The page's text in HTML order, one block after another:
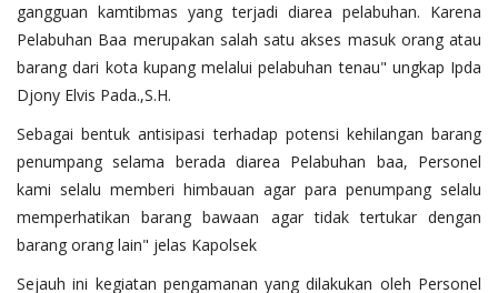
gangguan kamtibmas yang terjadi diarea pelabuhan. Karena
Pelabuhan Baa merupakan salah satu akses masuk orang atau
barang dari kota kupang melalui pelabuhan tenau" ungkap Ipda
Djony Elvis Pada.,S.H.
Sebagai bentuk antisipasi terhadap potensi kehilangan barang
penumpang selama berada diarea Pelabuhan baa, Personel
kami selalu memberi himbauan agar para penumpang selalu
memperhatikan barang bawaan agar tidak tertukar dengan
barang orang lain" jelas Kapolsek
Sejauh ini kegiatan pengamanan yang dilakukan oleh Personel